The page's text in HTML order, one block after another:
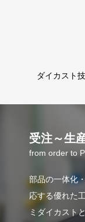
ダイカスト
受注～生
from order to
部品の一体化
応する優れた
ミダイカスト